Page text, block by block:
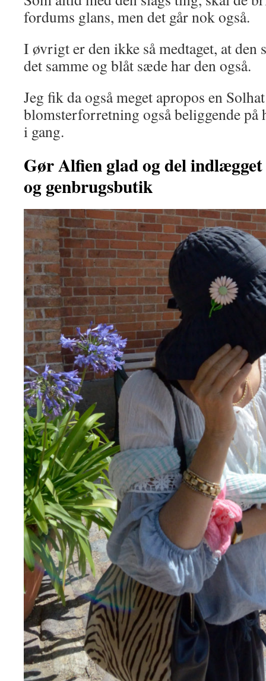
fordums glans, men det går nok også.
I øvrigt er den ikke så medtaget, at den
det samme og blåt sæde har den også.
Jeg fik da også meget apropos en
blomsterforretning også beliggende på
i gang.
Gør Alfien gladog del
og genbrugsbutik